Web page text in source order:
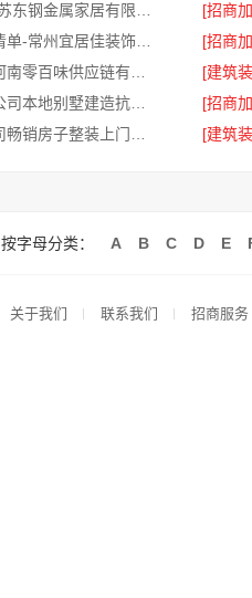
[招商
[招商
[建筑
[招商
[建筑
按字母分类： A B C D E
关于我们 联系我们 招商服务